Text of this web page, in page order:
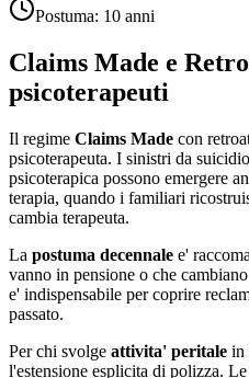
Postuma: 10 anni
Claims Made e
psicoterapeuti
Il regime Claims Made con
psicoterapeuta. I sinistri da
psicoterapica possono emergere
terapia, quando i familiari
cambia terapeuta.
La postuma decennale e'
vanno in pensione o che
e' indispensabile per coprire
passato.
Per chi svolge attivita' peritale in
l'estensione esplicita di polizza.